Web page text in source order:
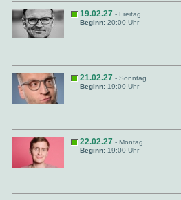
19.02.27 - Freitag
Beginn: 20:00 Uhr
21.02.27 - Sonntag
Beginn: 19:00 Uhr
22.02.27 - Montag
Beginn: 19:00 Uhr